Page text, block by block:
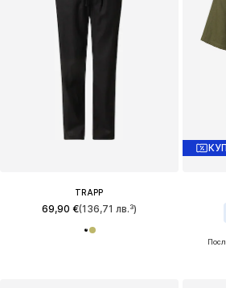
TRAPP
69,90 €(136,71 лв.³)